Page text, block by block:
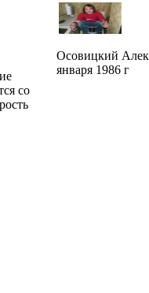
со
Осовицкий
января 1986 г